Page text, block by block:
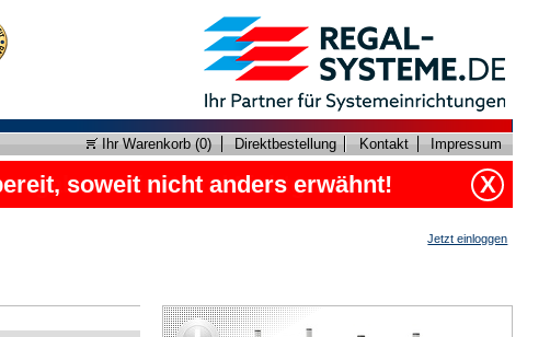
Ihr Warenkorb (0) Direktbestellung Kontakt Impressum
soweit nicht anders erwähnt! X
Jetzt einloggen